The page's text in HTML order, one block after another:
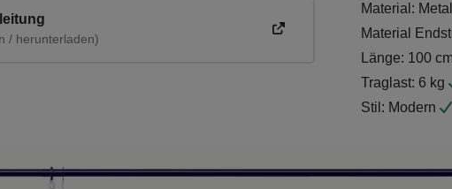
/ herunterladen)
Material: Metall
Material
Länge: 100
Traglast: 6 kg
Stil: Modern